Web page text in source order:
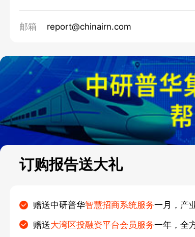
邮箱 report@chinairn.com
订购报告送大礼
赠送中研普华智慧招商系统服务一月，产
赠送大湾区投融资平台会员服务一年，全